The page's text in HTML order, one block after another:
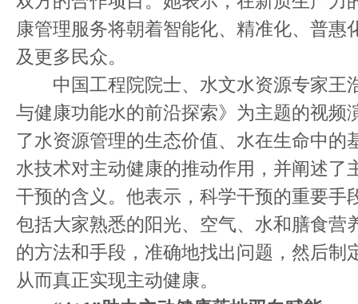
康管理服务将朝着智能化、精准化、普惠
及更多民众。
中国工程院院士、水文水资源专家王
与健康功能水的前沿探索》为主题的视频
了水资源管理的生态价值、水在生命中的
水技术对主动健康的推动作用，并阐述了
干预的含义。他表示，科学干预的重要手
包括大家熟悉的阳光、空气、水和膳食营
的方法和手段，准确地找出问题，然后制
从而真正实现主动健康。